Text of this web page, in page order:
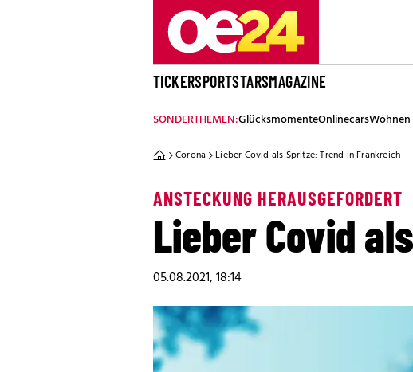
TICKERSPORTSTARSMAGAZINE
SONDERTHEMEN:GlücksmomenteOnlinecars
Corona Lieber Covid als Spritze: Trend in Frankreich
ANSTECKUNG HERAUSGEFORDERT
Lieber Covid
05.08.2021, 18:14